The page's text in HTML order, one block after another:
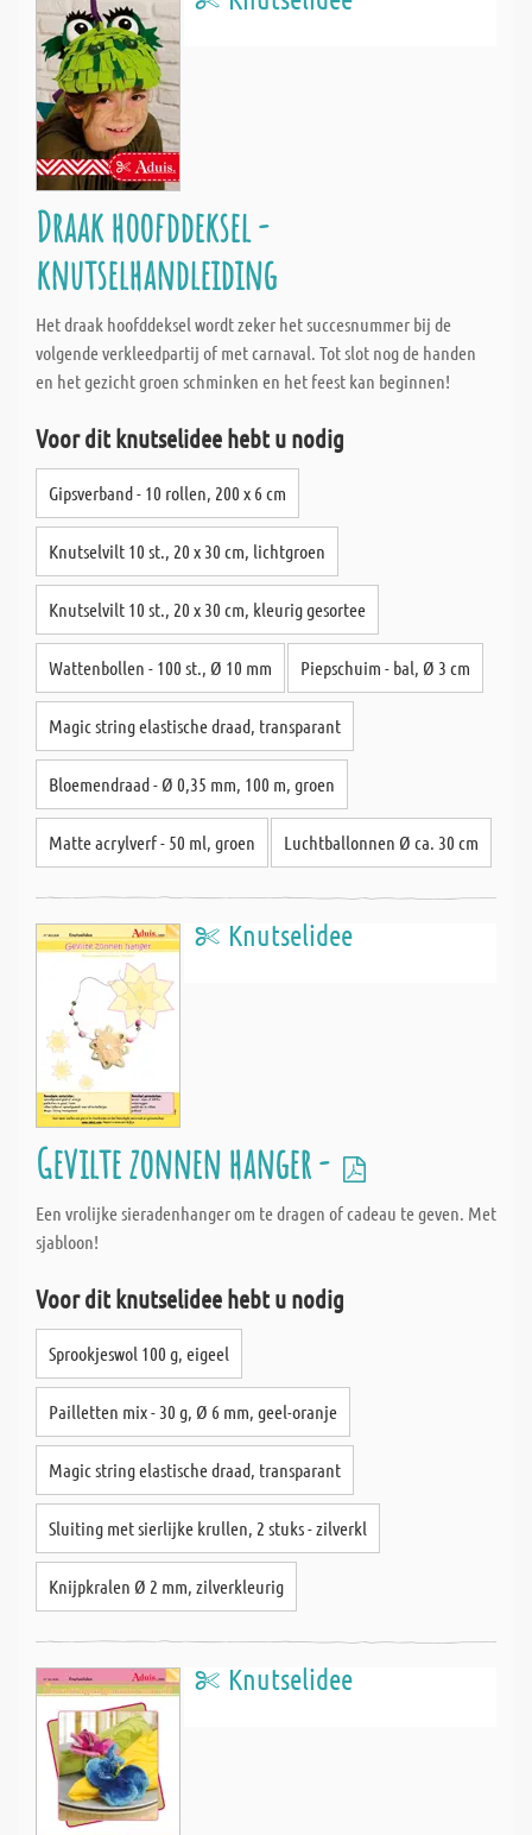
Draak hoofddeksel -
knutselhandleiding
Het draak hoofddeksel wordt zeker het succesnummer bij de
volgende verkleedpartij of met carnaval. Tot slot nog de handen
en het gezicht groen schminken en het feest kan beginnen!
Voor dit knutselidee hebt u nodig
Gipsverband - 10 rollen, 200 x 6 cm
Knutselvilt 10 st., 20 x 30 cm, lichtgroen
Knutselvilt 10 st., 20 x 30 cm, kleurig gesortee
Wattenbollen - 100 st., Ø 10 mm Piepschuim - bal, Ø 3 cm
Magic string elastische draad, transparant
Bloemendraad - Ø 0,35 mm, 100 m, groen
Matte acrylverf - 50 ml, groen Luchtballonnen Ø ca. 30 cm
Knutselidee
Gevilte zonnen hanger -
Een vrolijke sieradenhanger om te dragen of cadeau te geven. Met
sjabloon!
Voor dit knutselidee hebt u nodig
Sprookjeswol 100 g, eigeel
Pailletten mix - 30 g, Ø 6 mm, geel-oranje
Magic string elastische draad, transparant
Sluiting met sierlijke krullen, 2 stuks - zilverkl
Knijpkralen Ø 2 mm, zilverkleurig
Knutselidee